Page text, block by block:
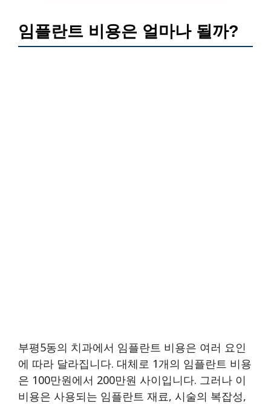
임플란트 비용은 얼마나 될까?
부평5동의 치과에서 임플란트 비용은 여러 요인
에 따라 달라집니다. 대체로 1개의 임플란트 비용
은 100만원에서 200만원 사이입니다. 그러나 이
비용은 사용되는 임플란트 재료, 시술의 복잡성,